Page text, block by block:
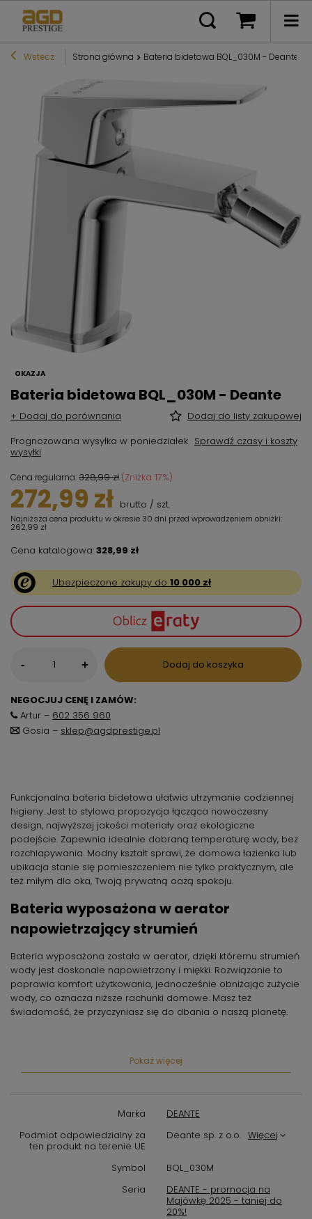
Wstecz Strona główna Bateria bidetowa BQL_030M - Deante
OKAZJA
Bateria bidetowa BQL_030M - Deante
+ Dodaj do porównania
Dodaj do listy zakupowej
Prognozowana wysyłka w poniedziałek Sprawdź czasy i koszty
wysyłki
Cena regularna:328,99 zł (Zniżka 17%)
272,99 zł brutto / szt.
Najniższa cena produktu w okresie 30 dni przed wprowadzeniem obniżki:
262,99 zł
Cena katalogowa:328,99 zł
Ubezpieczone zakupy do 10 000 zł
- + Dodaj do koszyka
NEGOCJUJ CENĘ I ZAMÓW:
Artur – 602 356 960
Gosia – sklep@agdprestige.pl
Funkcjonalna bateria bidetowa ułatwia utrzymanie codziennej
higieny. Jest to stylowa propozycja łącząca nowoczesny
design, najwyższej jakości materiały oraz ekologiczne
podejście. Zapewnia idealnie dobraną temperaturę wody, bez
rozchlapywania. Modny kształt sprawi, że domowa łazienka lub
ubikacja stanie się pomieszczeniem nie tylko praktycznym, ale
też miłym dla oka, Twoją prywatną oazą spokoju.
Bateria wyposażona w aerator
napowietrzający strumień
Bateria wyposażona została w aerator, dzięki któremu strumień
wody jest doskonale napowietrzony i miękki. Rozwiązanie to
poprawia komfort użytkowania, jednocześnie obniżając zużycie
wody, co oznacza niższe rachunki domowe. Masz też
świadomość, że przyczyniasz się do dbania o naszą planetę.
na zredukowanie zużycia wody
komfortowy w użytkowaniu, delikatny i miękki. To rozwiązanie
ekologiczną i ekonomiczną odpowiedzialność – czyli także w
W ofercie preparat do czyszczenia
armatury we wszystkich kolorach
Pokaż więcej
Marka
DEANTE
Podmiot odpowiedzialny za
ten produkt na terenie UE
Deante sp. z o.o. Więcej
Symbol
BQL_030M
Seria
DEANTE - promocja na
Majówkę 2025 - taniej do
20%!